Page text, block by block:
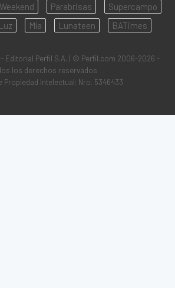
Weekend Parabrisas
Supercampo
Luz Mía Lunateen BATimes
Editorial Perfil S.A. | © Perfil.com 2006-2026 -
los derechos reservados
Propiedad Intelectual: Nro. 5346433